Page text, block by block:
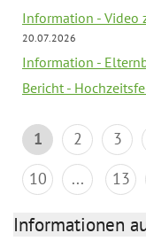
Information - Video
20.07.2026
Information -
Bericht -
1 2 3
10
... 13
Informationen